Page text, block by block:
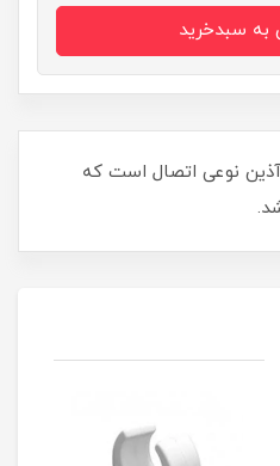
چپقی 90 درجه آذین نوعی اتصال است که